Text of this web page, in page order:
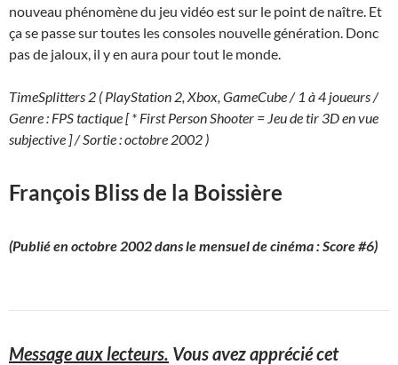
nouveau phénomène du jeu vidéo est sur le point de naître. Et
ça se passe sur toutes les consoles nouvelle génération. Donc
pas de jaloux, il y en aura pour tout le monde.
TimeSplitters 2 ( PlayStation 2, Xbox, GameCube / 1 à 4 joueurs /
Genre : FPS tactique [ * First Person Shooter = Jeu de tir 3D en vue
subjective ] / Sortie : octobre 2002 )
François Bliss de la Boissière
(Publié en octobre 2002 dans le mensuel de cinéma : Score #6)
Message aux lecteurs. Vous avez apprécié cet